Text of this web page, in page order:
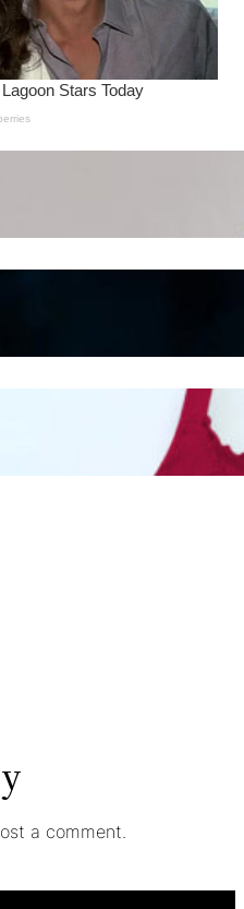
Wanita Pamer Pakaian
Kepribadian
Mengintip Kepribadian
Wanita Dari Warna Bra
a comment.